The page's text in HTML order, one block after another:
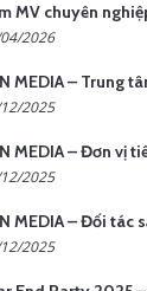
2026
2025
2025
2025